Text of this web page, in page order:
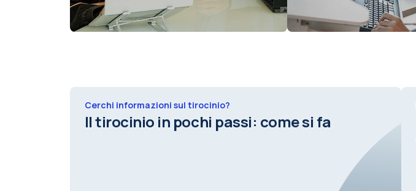
Cerchi informazioni sul tirocinio?
Il tirocinio in pochi passi: come si fa